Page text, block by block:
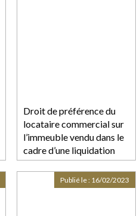
Droit de préférence du
locataire commercial sur
l’immeuble vendu dans le
cadre d’une liquidation
judiciaire
Publié le : 16/02/2023